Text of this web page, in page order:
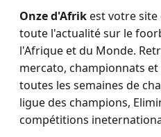
Onze d'Afrikest votre
toute l'actualité sur le
l'Afrique et du Monde.
mercato, championnats et
toutes les semaines de
ligue des champions,
compétitions